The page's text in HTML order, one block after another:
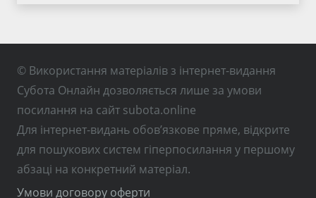
© Використання матеріалів з інтернет-видання
Субота Онлайн дозволяється лише за умови
посилання на сайт subota.online
Для інтернет-видань обов’язкове пряме, відкрите
для пошукових систем гіперпосилання у першому
абзаці на конкретний матеріал.
Умови договору оферти